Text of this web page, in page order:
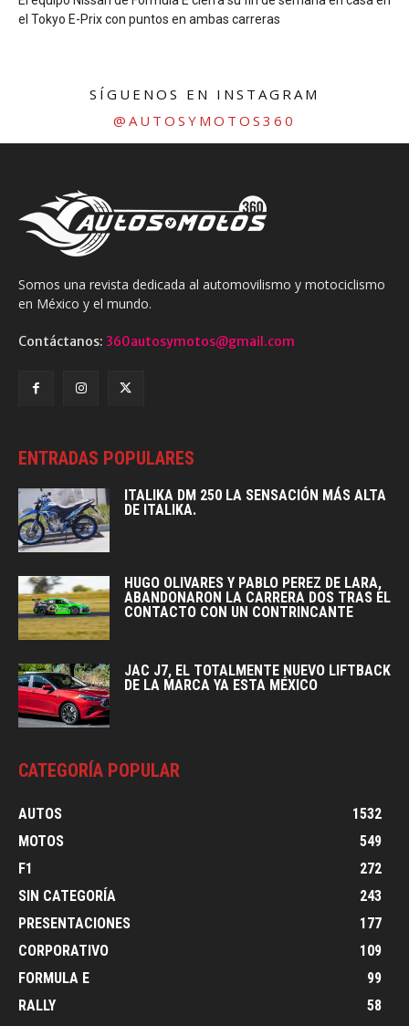
el Tokyo E-Prix con puntos en ambas carreras
SÍGUENOS EN INSTAGRAM
@AUTOSYMOTOS360
Somos una revista dedicada al automovilismo y motociclismo
en México y el mundo.
Contáctanos: 360autosymotos@gmail.com
ENTRADAS POPULARES
ITALIKA DM 250 LA SENSACIÓN MÁS ALTA
DE ITALIKA.
HUGO OLIVARES Y PABLO PEREZ DE LARA,
ABANDONARON LA CARRERA DOS TRAS EL
CONTACTO CON UN CONTRINCANTE
JAC J7, EL TOTALMENTE NUEVO LIFTBACK
DE LA MARCA YA ESTA MÉXICO
CATEGORÍA POPULAR
AUTOS
1532
MOTOS
549
F1
272
SIN CATEGORÍA
243
PRESENTACIONES
177
CORPORATIVO
109
FORMULA E
99
RALLY
58